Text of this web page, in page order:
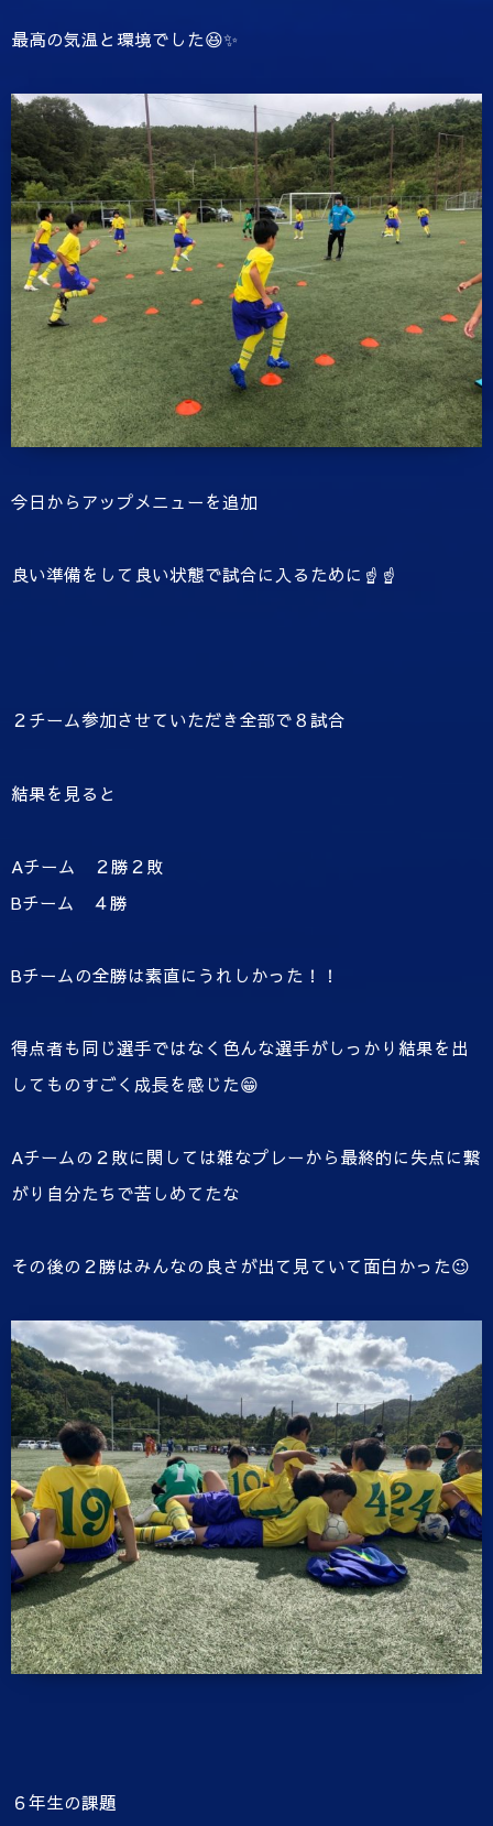
最高の気温と環境でした😆✨
今日からアップメニューを追加
良い準備をして良い状態で試合に入るために☝☝
２チーム参加させていただき全部で８試合
結果を見ると
Aチーム ２勝２敗
Bチーム ４勝
Bチームの全勝は素直にうれしかった！！
得点者も同じ選手ではなく色んな選手がしっかり結果を出
してものすごく成長を感じた😁
Aチームの２敗に関しては雑なプレーから最終的に失点に繋
がり自分たちで苦しめてたな
その後の２勝はみんなの良さが出て見ていて面白かった😉
６年生の課題